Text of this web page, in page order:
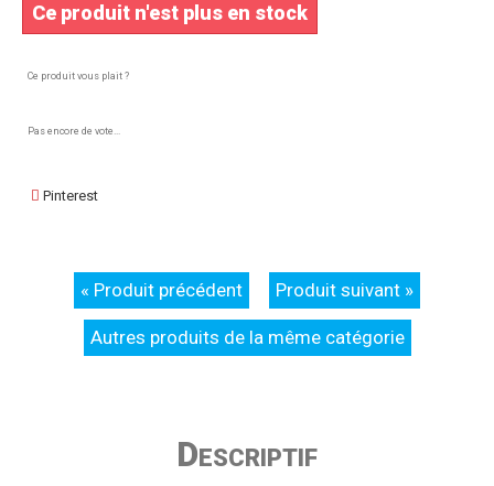
Ce produit n'est plus en stock
Ce produit vous plait ?
Pas encore de vote...
Pinterest
« Produit précédent Produit suivant »
Autres produits de la même catégorie
Descriptif